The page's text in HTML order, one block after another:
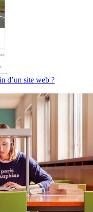
d’un site web ?